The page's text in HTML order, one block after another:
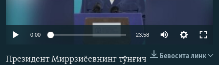
0:00 23:58
Бевосита линк
Президент Миррзиёевнинг тўнғич